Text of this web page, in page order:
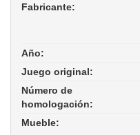
Fabricante:
Año:
Juego original:
Número de
homologación:
Mueble: